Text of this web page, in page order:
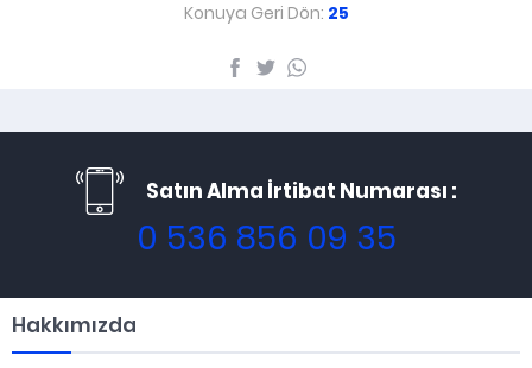
Konuya Geri Dön: 25
Satın Alma İrtibat Numarası :
0 536 856 09 35
Hakkımızda